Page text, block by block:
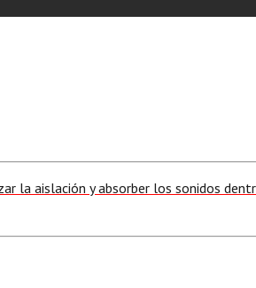
la aislación y absorber los sonidos